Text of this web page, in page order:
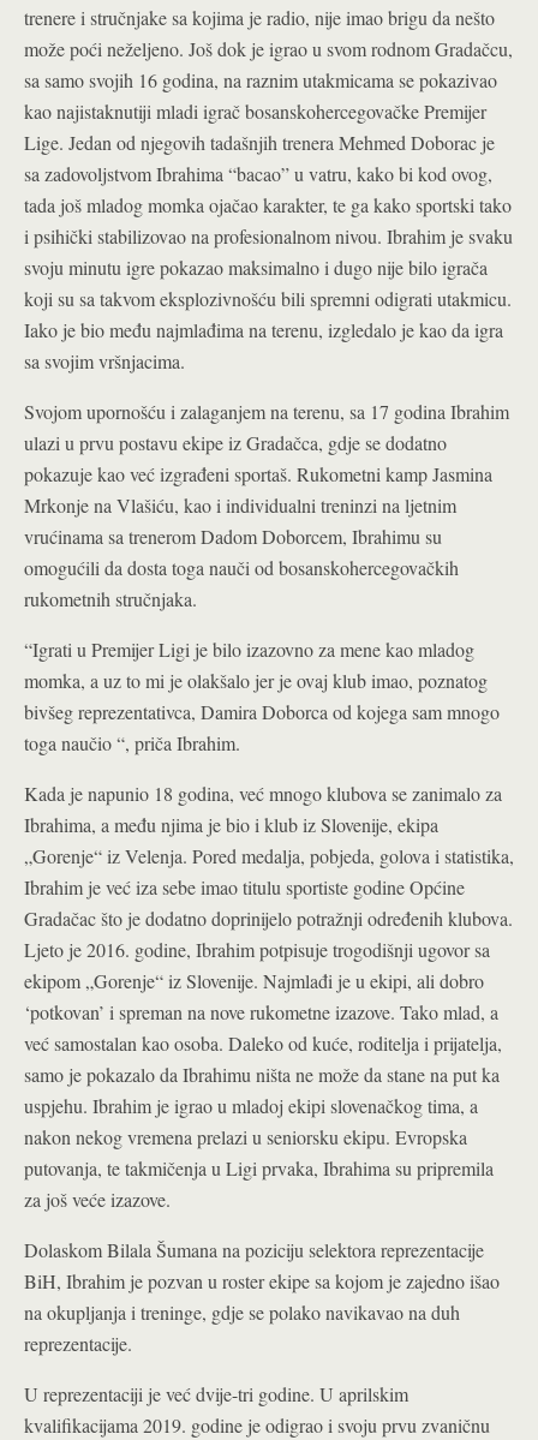
trenere i stručnjake sa kojima je radio, nije imao brigu da nešto
može poći neželjeno. Još dok je igrao u svom rodnom Gradačcu,
sa samo svojih 16 godina, na raznim utakmicama se pokazivao
kao najistaknutiji mladi igrač bosanskohercegovačke Premijer
Lige. Jedan od njegovih tadašnjih trenera Mehmed Doborac je
sa zadovoljstvom Ibrahima “bacao” u vatru, kako bi kod ovog,
tada još mladog momka ojačao karakter, te ga kako sportski tako
i psihički stabilizovao na profesionalnom nivou. Ibrahim je svaku
svoju minutu igre pokazao maksimalno i dugo nije bilo igrača
koji su sa takvom eksplozivnošću bili spremni odigrati utakmicu.
Iako je bio među najmlađima na terenu, izgledalo je kao da igra
sa svojim vršnjacima.
Svojom upornošću i zalaganjem na terenu, sa 17 godina Ibrahim
ulazi u prvu postavu ekipe iz Gradačca, gdje se dodatno
pokazuje kao već izgrađeni sportaš. Rukometni kamp Jasmina
Mrkonje na Vlašiću, kao i individualni treninzi na ljetnim
vrućinama sa trenerom Dadom Doborcem, Ibrahimu su
omogućili da dosta toga nauči od bosanskohercegovačkih
rukometnih stručnjaka.
“Igrati u Premijer Ligi je bilo izazovno za mene kao mladog
momka, a uz to mi je olakšalo jer je ovaj klub imao, poznatog
bivšeg reprezentativca, Damira Doborca od kojega sam mnogo
toga naučio “, priča Ibrahim.
Kada je napunio 18 godina, već mnogo klubova se zanimalo za
Ibrahima, a među njima je bio i klub iz Slovenije, ekipa
„Gorenje“ iz Velenja. Pored medalja, pobjeda, golova i statistika,
Ibrahim je već iza sebe imao titulu sportiste godine Općine
Gradačac što je dodatno doprinijelo potražnji određenih klubova.
Ljeto je 2016. godine, Ibrahim potpisuje trogodišnji ugovor sa
ekipom „Gorenje“ iz Slovenije. Najmlađi je u ekipi, ali dobro
‘potkovan’ i spreman na nove rukometne izazove. Tako mlad, a
već samostalan kao osoba. Daleko od kuće, roditelja i prijatelja,
samo je pokazalo da Ibrahimu ništa ne može da stane na put ka
uspjehu. Ibrahim je igrao u mladoj ekipi slovenačkog tima, a
nakon nekog vremena prelazi u seniorsku ekipu. Evropska
putovanja, te takmičenja u Ligi prvaka, Ibrahima su pripremila
za još veće izazove.
Dolaskom Bilala Šumana na poziciju selektora reprezentacije
BiH, Ibrahim je pozvan u roster ekipe sa kojom je zajedno išao
na okupljanja i treninge, gdje se polako navikavao na duh
reprezentacije.
U reprezentaciji je već dvije-tri godine. U aprilskim
kvalifikacijama 2019. godine je odigrao i svoju prvu zvaničnu